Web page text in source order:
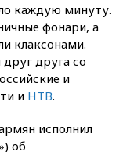
каждую минуту.
фонари, а
клаксонами.
друга со
и
и НТВ.
исполнил
об